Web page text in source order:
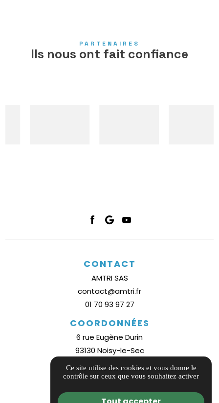
PARTENAIRES
Ils nous ont fait confiance
CONTACT
AMTRI SAS
contact@amtri.fr
01 70 93 97 27
COORDONNÉES
6 rue Eugène Durin
93130 Noisy-le-Sec
Plan d'accès
Guide local
Ce site utilise des cookies et vous donne le
contrôle sur ceux que vous souhaitez activer